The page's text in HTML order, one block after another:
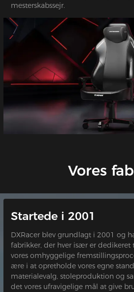
mesterskabssejr.
Vores
Startede i 2001
DXRacer blev grundlagt i 2001 og
fabrikker, der hver især er dedikeret
vores omhyggelige
ære i at opretholde vores egne
materialevalg, stoleproduktion og
det vores ufravigelige mål at give